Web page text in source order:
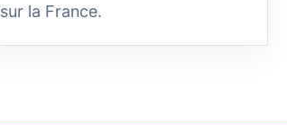
sur la France.